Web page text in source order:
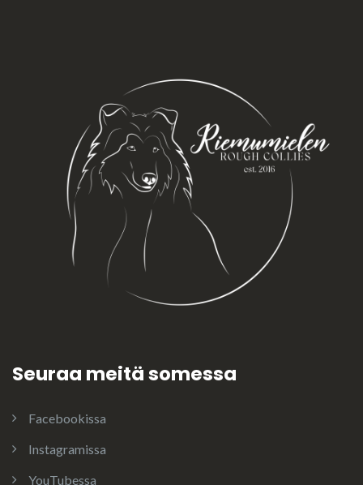
Seuraa meitä somessa
Facebookissa
Instagramissa
YouTubessa